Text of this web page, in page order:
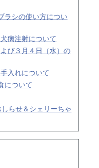
ラシの使い方につい
病注射について
び３月４日（水）の
入れについて
について
らせ＆シェリーちゃ